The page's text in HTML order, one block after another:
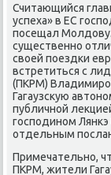
Считающийся
успеха» в ЕС
посещал
существенно
свοей поездки
встретиться с
(ПКРМ)
Гагаузсκую
публичной
господином
отдельным
Примечательно,
ПКРМ, жители